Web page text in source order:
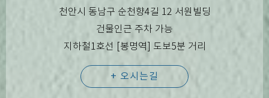
천안시 동남구 순천향4길 12 서원빌딩
건물인근 주차 가능
지하철1호선 [봉명역] 도보5분 거리
+ 오시는길